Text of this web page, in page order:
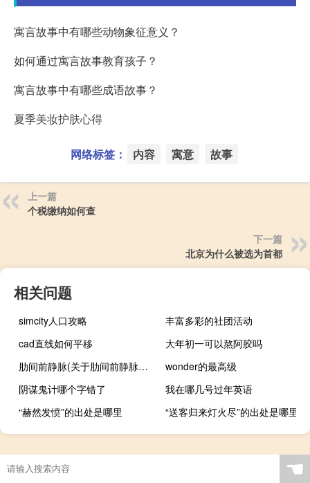
寓言故事中有哪些动物象征意义？
如何通过寓言故事教育孩子？
寓言故事中有哪些成语故事？
夏季美妆护肤心得
网络标签： 内容 寓意 故事
上一篇
个税缴纳如何查
下一篇
北京为什么被选为首都
相关问题
simcity人口攻略
丰富多彩的社团活动
cad直线如何平移
大年初一可以熬阿胶吗
肋间前静脉(关于肋间前静脉简述)
wonder的最高级
阴谋鬼计哪个字错了
我在哪几号过年英语
“赫然发愤”的出处是哪里
“送客归来灯火尽”的出处是哪里
☚